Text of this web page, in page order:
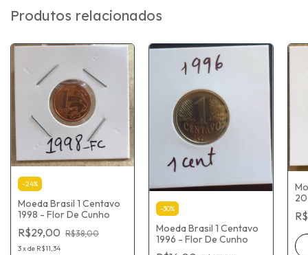
Produtos relacionados
-24%
Moeda Brasil 1 Centavo
1998 - Flor De Cunho
R$29,00 R$38,00
3xde R$11,34
-30%
Moeda Brasil 1 Centavo
1996 - Flor De Cunho